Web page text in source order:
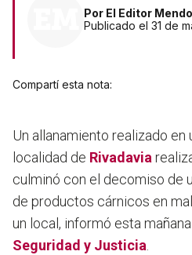
Por El Editor
Publicado el 31 de
Compartí esta nota:
Un allanamiento realizado
localidad de Rivadavia
culminó con el decomiso de
de productos cárnicos en
un local, informó esta mañana
Seguridad y Justicia